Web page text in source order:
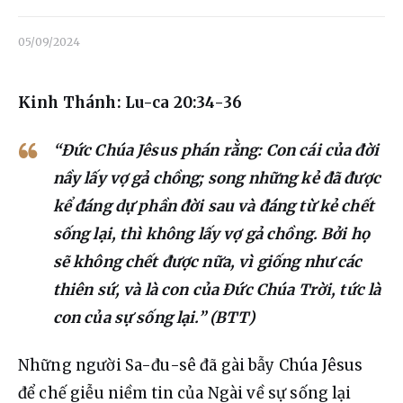
Dâng hiến
05/09/2024
Kinh Thánh: Lu-ca 20:34-36
“Đức Chúa Jêsus phán rằng: Con cái của đời
nầy lấy vợ gả chồng; song những kẻ đã được
kể đáng dự phần đời sau và đáng từ kẻ chết
sống lại, thì không lấy vợ gả chồng. Bởi họ
sẽ không chết được nữa, vì giống như các
thiên sứ, và là con của Đức Chúa Trời, tức là
con của sự sống lại.” (BTT)
Những người Sa-đu-sê đã gài bẫy Chúa Jêsus
để chế giễu niềm tin của Ngài về sự sống lại